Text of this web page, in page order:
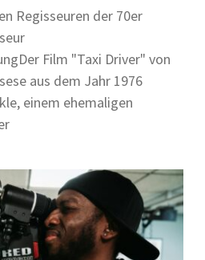
Regisseuren der 70er
Film "Taxi Driver" von
aus dem Jahr 1976
einem ehemaligen